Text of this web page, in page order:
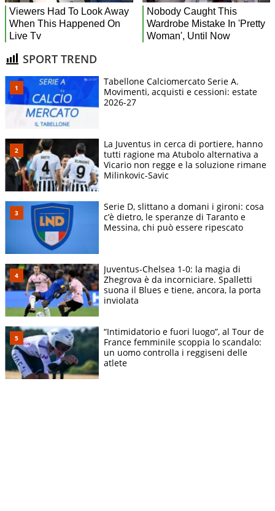
SPORT TREND
Tabellone Calciomercato Serie A.
Movimenti, acquisti e cessioni: estate
2026-27
La Juventus in cerca di portiere, hanno
tutti ragione ma Atubolo alternativa a
Vicario non regge e la soluzione rimane
Milinkovic-Savic
Serie D, slittano a domani i gironi: cosa
c’è dietro, le speranze di Taranto e
Messina, chi può essere ripescato
Juventus-Chelsea 1-0: la magia di
Zhegrova è da incorniciare. Spalletti
suona il Blues e tiene, ancora, la porta
inviolata
“Intimidatorio e fuori luogo”, al Tour de
France femminile scoppia lo scandalo:
un uomo controlla i reggiseni delle
atlete